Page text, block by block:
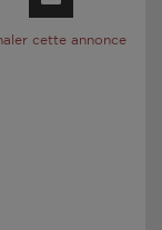
cette annonce